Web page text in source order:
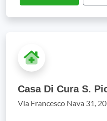
Casa Di Cura S.
Via Francesco Nava 31,